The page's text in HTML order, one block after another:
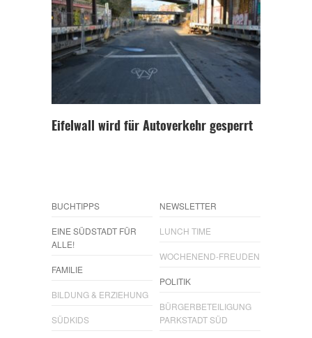
Eifelwall wird für Autoverkehr gesperrt
BUCHTIPPS
EINE SÜDSTADT FÜR
ALLE!
FAMILIE
BILDUNG & ERZIEHUNG
SÜDKIDS
NEWSLETTER
LUNCH TIME
WOCHENEND-FREUDEN
POLITIK
BÜRGERBETEILIGUNG
PARKSTADT SÜD